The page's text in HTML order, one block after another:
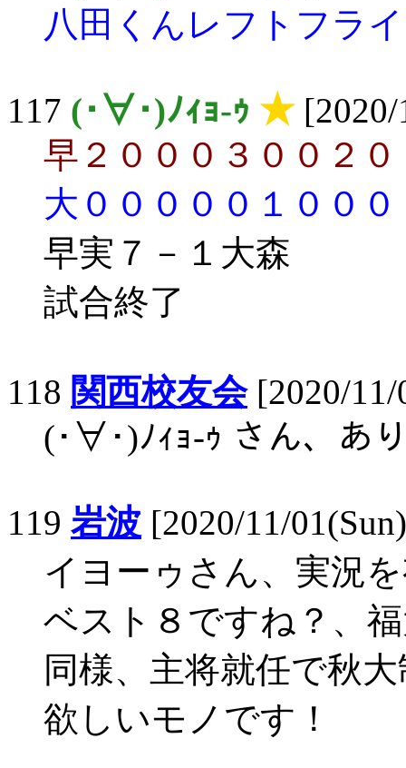
八田くんレフトフラ
117 (･∀･)ﾉｨｮ-ｩ ★[2020/
早２０００３００２０
大０００００１０００
早実７－１大森
試合終了
118 関西校友会[2020/11/
(･∀･)ﾉｨｮ-ｩ さん、あ
119 岩波 [2020/11/
イヨーゥさん、実況
ベスト８ですね？、
同様、主将就任で秋
欲しいモノです！